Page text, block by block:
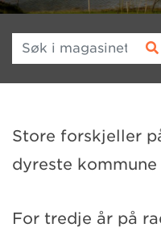
Søk i magasinet
Store forskjeller
dyreste kommune
For tredje år på